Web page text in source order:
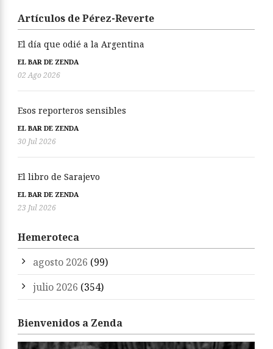
Artículos de Pérez-Reverte
El día que odié a la Argentina
EL BAR DE ZENDA
02 Ago 2026
Esos reporteros sensibles
EL BAR DE ZENDA
30 Jul 2026
El libro de Sarajevo
EL BAR DE ZENDA
23 Jul 2026
Hemeroteca
agosto 2026 (99)
julio 2026 (354)
Bienvenidos a Zenda